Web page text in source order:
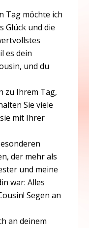
Tag möchte ich
Glück und die
es dein
und du
zu Ihrem Tag,
Sie viele
mit Ihrer
der mehr als
und meine
war: Alles
Segen an
an deinem